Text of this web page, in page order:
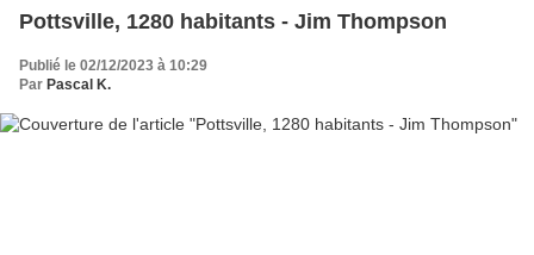
Pottsville, 1280 habitants - Jim Thompson
Publié le 02/12/2023 à 10:29
Par Pascal K.